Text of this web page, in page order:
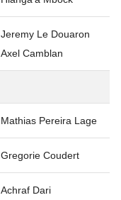
Jeremy Le Douaron
Axel Camblan
Mathias Pereira Lage
Gregorie Coudert
Achraf Dari